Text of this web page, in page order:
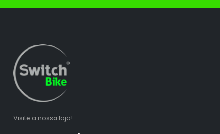
Visite a nossa loja!